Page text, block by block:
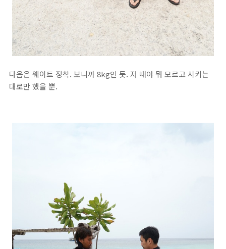
다음은 웨이트 장착. 보니까 8kg인 듯. 저 때야 뭐 모르고 시키는
대로만 했을 뿐.